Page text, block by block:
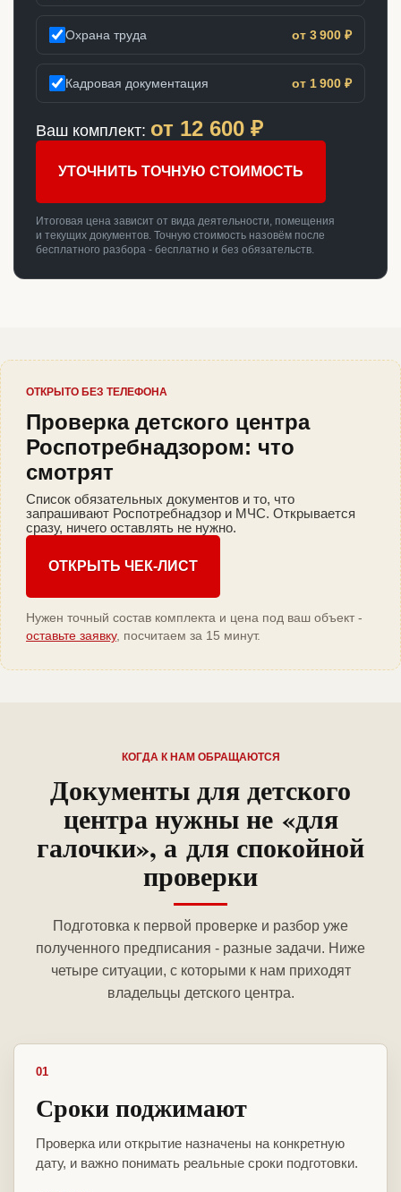
Охрана труда от 3 900 ₽
Кадровая документация от 1 900 ₽
Ваш комплект: от 12 600 ₽
УТОЧНИТЬ ТОЧНУЮ СТОИМОСТЬ
Итоговая цена зависит от вида деятельности, помещения
и текущих документов. Точную стоимость назовём после
бесплатного разбора - бесплатно и без обязательств.
ОТКРЫТО БЕЗ ТЕЛЕФОНА
Проверка детского центра
Роспотребнадзором: что
смотрят
Список обязательных документов и то, что
запрашивают Роспотребнадзор и МЧС. Открывается
сразу, ничего оставлять не нужно.
ОТКРЫТЬ ЧЕК-ЛИСТ
Нужен точный состав комплекта и цена под ваш объект -
оставьте заявку, посчитаем за 15 минут.
КОГДА К НАМ ОБРАЩАЮТСЯ
Документы для детского
центра нужны не «для
галочки», а для спокойной
проверки
Подготовка к первой проверке и разбор уже
полученного предписания - разные задачи. Ниже
четыре ситуации, с которыми к нам приходят
владельцы детского центра.
01
Сроки поджимают
Проверка или открытие назначены на конкретную
дату, и важно понимать реальные сроки подготовки.